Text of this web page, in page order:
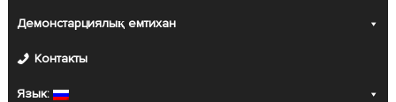
Демонстарциялық емтихан
Контакты
Язык: